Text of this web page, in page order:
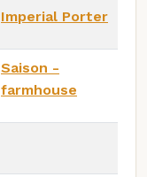
Imperial Porter
Saison -
farmhouse